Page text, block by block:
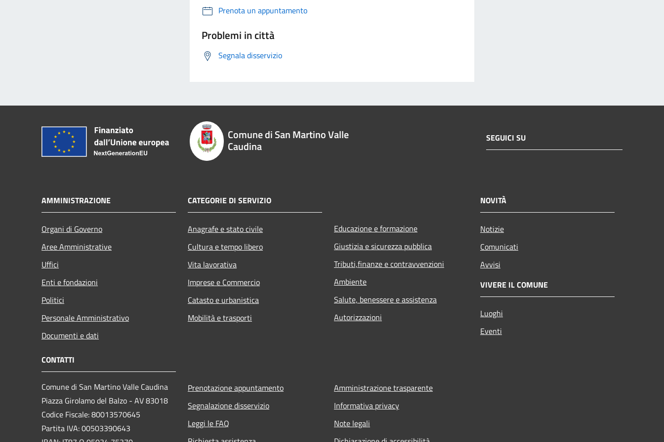
Prenota un appuntamento
Problemi in città
Segnala disservizio
Comune di San Martino Valle
Caudina
SEGUICI SU
AMMINISTRAZIONE
Organi di Governo
Aree Amministrative
Uffici
Enti e fondazioni
Politici
Personale Amministrativo
Documenti e dati
CATEGORIE DI SERVIZIO
Anagrafe e stato civile
Cultura e tempo libero
Vita lavorativa
Imprese e Commercio
Catasto e urbanistica
Mobilità e trasporti
Educazione e formazione
Giustizia e sicurezza pubblica
Tributi,finanze e contravvenzioni
Ambiente
Salute, benessere e assistenza
Autorizzazioni
NOVITÀ
Notizie
Comunicati
Avvisi
VIVERE IL COMUNE
Luoghi
Eventi
CONTATTI
Comune di San Martino Valle Caudina
Piazza Girolamo del Balzo - AV 83018
Codice Fiscale: 80013570645
Partita IVA: 00503390643
Prenotazione appuntamento
Segnalazione disservizio
Leggi le FAQ
Amministrazione trasparente
Informativa privacy
Note legali